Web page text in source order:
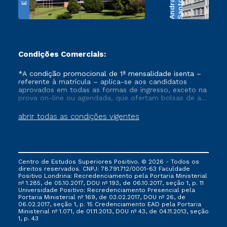
S
a
n
t
o
s
A
n
d
r
a
d
Condições Comerciais:
abrir todas as condições vigentes
*A condição promocional de 1ª mensalidade isenta –
referente à matrícula – aplica-se aos candidatos
aprovados em todas as formas de ingresso, exceto na
prova on-line ou agendada, que ofertam bolsas de até
vigente, que ainda não tenham efetivado e/ou não
tenham cancelado ou trancado sua matrícula em uma
via FIES, Prouni e outros programas governamentais, e
não se acumula com nenhuma outra campanha
ofertada pela Instituição.
Centro de Estudos Superiores Positivo. © 2026 - Todos os
direitos reservados. CNPJ: 78.791.712/0001-63 Faculdade
Positivo Londrina: Recredenciamento pela Portaria Ministerial
nº 1.285, de 05.10.2017, DOU nº 193, de 06.10.2017, seção 1, p. 11
Universidade Positivo: Recredenciamento Presencial ​pela
Portaria Ministerial nº 169, de 03.02.2017, DOU nº 26, de
06.02.2017, seção 1, p. 15 Credenciamento EAD pela Portaria
Ministerial nº 1.071, de 01.11.2013, DOU nº 43, de 04.11.2013, seção
1, p. 43